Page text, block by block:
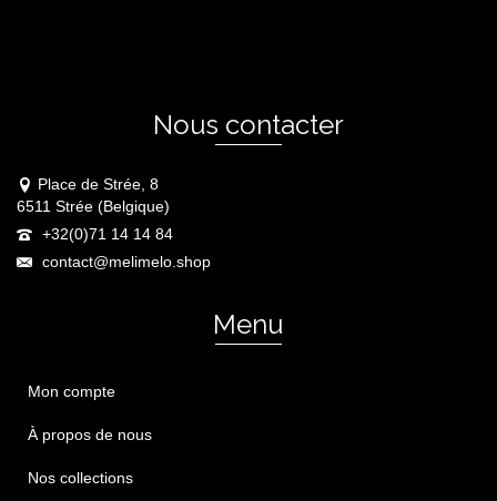
Nous contacter
Place de Strée, 8
6511 Strée (Belgique)
+32(0)71 14 14 84
contact@melimelo.shop
Menu
Mon compte
À propos de nous
Nos collections